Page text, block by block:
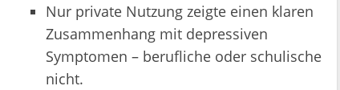
Nur private Nutzung zeigte einen klaren
Zusammenhang mit depressiven
Symptomen – berufliche oder schulische
nicht.